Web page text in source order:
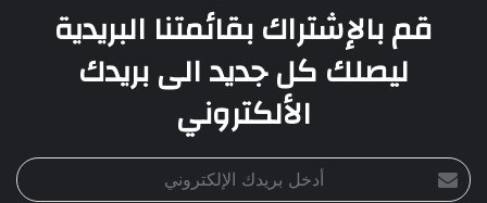
قم بالإشتراك بقائمتنا البريدية
ليصلك كل جديد الى بريدك
الألكتروني
أدخل
بريدك